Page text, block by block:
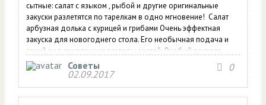
сытные: салат с языком , рыбой и другие оригинальные
закуски разлетятся по тарелкам в одно мгновение! Салат
арбузная долька с курицей и грибами Очень эффектная
закуска для новогоднего стола. Его необычная подача и
яркий вид привлекают взгляды гостей. Особый восторг
арбузная корка вызывает у детворы. Точная история
происхождения рецепта...
Советы
02.09.2017
0